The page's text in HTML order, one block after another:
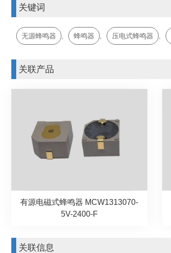
关键词
无源蜂鸣器 , 蜂鸣器 , 压电式蜂鸣器 ,
关联产品
有源电磁式蜂鸣器 MCW1313070-
5V-2400-F
关联信息